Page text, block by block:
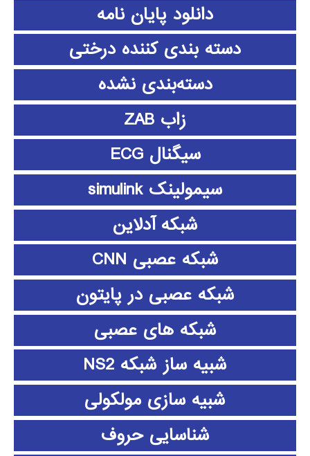
دانلود پايان نامه
دسته بندی کننده درختی
دسته‌بندی نشده
زاب ZAB
سیگنال ECG
سیمولینک simulink
شبکه آدلاین
شبکه عصبی CNN
شبکه عصبی در پایتون
شبکه های عصبی
شبیه ساز شبکه NS2
شبیه سازی مولکولی
شناسایی حروف